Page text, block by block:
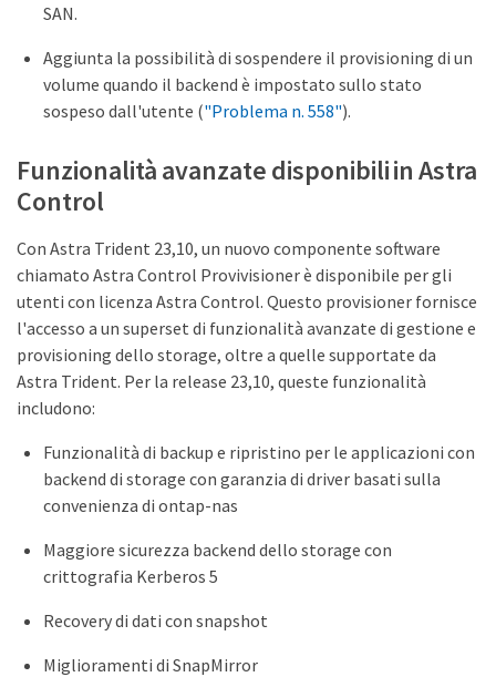
SAN.
Aggiunta la possibilità di sospendere il provisioning di un
volume quando il backend è impostato sullo stato
sospeso dall'utente ("Problema n. 558").
Funzionalità avanzate disponibili in Astra
Control
Con Astra Trident 23,10, un nuovo componente software
chiamato Astra Control Provivisioner è disponibile per gli
utenti con licenza Astra Control. Questo provisioner fornisce
l'accesso a un superset di funzionalità avanzate di gestione e
provisioning dello storage, oltre a quelle supportate da
Astra Trident. Per la release 23,10, queste funzionalità
includono:
Funzionalità di backup e ripristino per le applicazioni con
backend di storage con garanzia di driver basati sulla
convenienza di ontap-nas
Maggiore sicurezza backend dello storage con
crittografia Kerberos 5
Recovery di dati con snapshot
Miglioramenti di SnapMirror